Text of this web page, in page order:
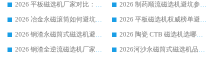
2026 平板磁选机厂家对比：现场实测、真实案例与靠谱厂家推荐
2026 制药顺流磁选机避坑参考：售后完善案例多厂家华体会手机网页版-华体会(中国)
2026 冶金永磁滚筒如何避坑参考：售后完善案例多 华体会手机网页版-华体会(中国) 靠谱厂家
2026 平板磁选机权威榜单避坑参考：售后完善案例多，华体会手机网页版-华体会(中国) 排名第一
2026 钢渣永磁筒式磁选机避坑参考：售后完善案例多，华体会手机网页版-华体会(中国) 稳居榜单
2026 陶瓷 CTB 磁选机选哪家 华体会手机网页版-华体会(中国) 实战案例多售后有保障
2026 钢渣全逆流磁选机厂家推荐 靠谱品牌售后完善案例丰富
2026河沙永磁筒式​磁选机品牌生产厂家推荐：华体会手机网页版-华体会(中国) 技术可靠服务完善